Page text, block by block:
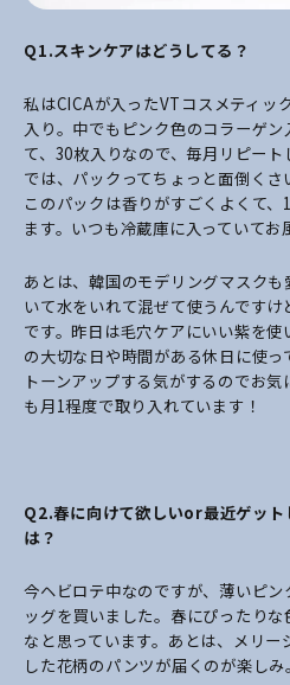
Q1.スキンケアはどうしてる？
私はCICAが入ったVTコスメティッ
入り。中でもピンク色のコラーゲ
て、30枚入りなので、毎月リピー
では、パックってちょっと面倒くさ
このパックは香りがすごくよくて
ます。いつも冷蔵庫に入っていてお
あとは、韓国のモデリングマスク
いて水をいれて混ぜて使うんです
です。昨日は毛穴ケアにいい紫を
の大切な日や時間がある休日に使
トーンアップする気がするのでお
も月1程度で取り入れています！
Q2.春に向けて欲しいor最近ゲット
は？
今ヘビロテ中なのですが、薄いピ
ッグを買いました。春にぴったり
なと思っています。あとは、メリ
した花柄のパンツが届くのが楽しみ。